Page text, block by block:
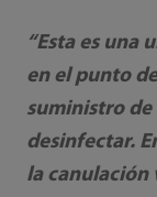
“Esta es una
en el punto
suministro de
desinfectar.
la canulación